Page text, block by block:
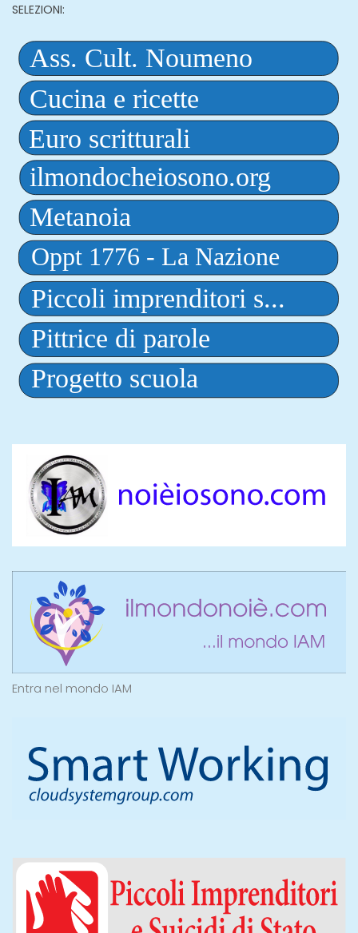
SELEZIONI:
Entra nel mondo IAM